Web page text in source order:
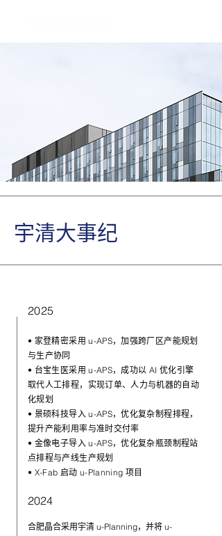
宇清大事纪
2025
• 家登精密采用 u-APS，加强跨厂区产能规划
与生产协同
• 台宝生医采用 u-APS，成功以 AI 优化引擎
取代人工排程，实现订单、人力与机器的自动
化规划
• 景硕科技导入 u-APS，优化复杂制程排程，
提升产能利用率与准时交付率
• 金像电子导入 u-APS，优化复杂瓶颈制程站
点排程与产线生产规划
• X-Fab 启动 u-Planning 项目
2024
合肥晶合采用宇清 u-Planning，并将 u-